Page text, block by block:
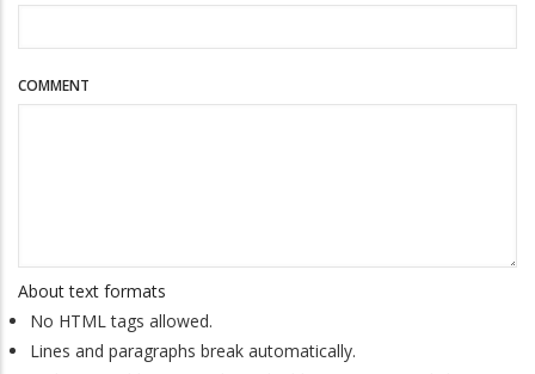
COMMENT
About text formats
No HTML tags allowed.
Lines and paragraphs break automatically.